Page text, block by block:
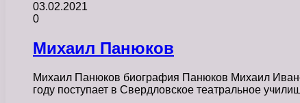
03.02.2021
0
Михаил Панюков
Михаил Панюков биография Панюков Михаил
году поступает в Свердловское театральное